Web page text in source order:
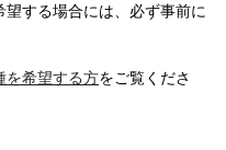
する場合には、必ず事前に
を希望する方をご覧くださ